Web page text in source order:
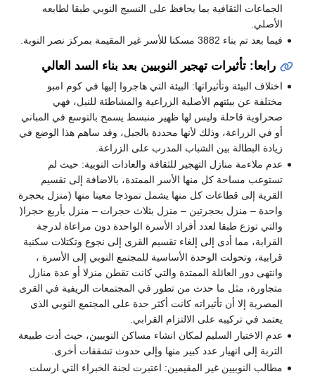
الجماعات الثقافية بما يحافظ على النسيج النوبي طبقا لطابعه
الأصلي.
فيما بعد تم بناء 3882 مسكنا للأسر غير المقيمة بمركز نصر النوبة.
رابعا: تأثيرات تهجير النوبيين بعد بناء السد العالي
اختلاف البيئة وتأثيراتها: البيئة التي هاجروا إليها في كوم امبو
مختلفة عن بيئتهم الأصلية الزراعية والمشاطئة للنيل، فهي
صحراوية قاحلة وليس لها ظهير منبسط يسمح بالتوسع في المباني
أو في الزراعة، وذلك لأنها محددة بالجبل، وقد ساهم هذا الوضع في
زيادة البطالة بين الشباب المدرب على الزراعة.
عدم ملاءمة منازل التهجير للثقافة والعادات النوبية: حيث لم
تستوعب مساحة كل منها الأسر الممتدة، بالاضافة إلى تقسيم
القرية إلى قطاعات كل منها يشمل نموذجا معينا منها (منزل بحجرة
واحدة – منزل بحجرتين – منزل بثلاث حجرات – منزل بأربع حجرا(
والتي توزع طبقا لعدد أفراد الأسرة الواحدة دون مراعاة لدرجة
القرابة، مما أدى إلى إلغاء تقسيم القرى إلى نجوع وتكتلات سكنية
قرابية، وتحولت الوحدة الأساسية للمجتمع النوبي إلى الأسرة ،
وانتهى دور العائلة الممتدة والتي كانت تقطن منزلا أو عدة منازل
متجاورة، مثل ما حدث من تطور في المجتمعات الريفية في القرى
المصرية إلا أن تأثيراته كانت أكثر حدة على المجتمع النوبي الذي
يعتمد في تركيبه على الالتزام القرابي.
عدم الاختيار السليم لمكان انشاء مساكن النوبيين، حيث أدت طبيعة
التربة إلى انهيار عدد كبير منها وإلى حدوث تشققات أخرى.
مطالب النوبيين غير المقيمين: اعتبرت لجنة الخبراء التي ارسلت